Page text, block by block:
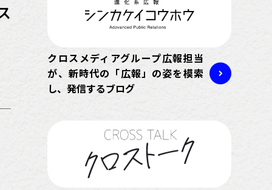
クロスメディアグループ広報担当
が、新時代の「広報」の姿を模索
し、発信するブログ